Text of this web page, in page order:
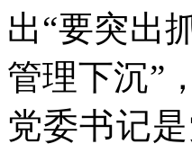
出“要突出
管理下沉”
党委书记